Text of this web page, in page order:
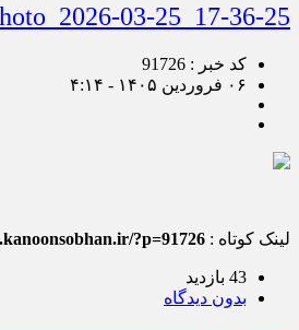
03-25_17-36-25
کد خبر : 91726
۰۶ فروردین ۱۴۰۵ - ۴:۱۴
لینک کوتاه : ?p=91726
43 بازدید
بدون دیدگاه